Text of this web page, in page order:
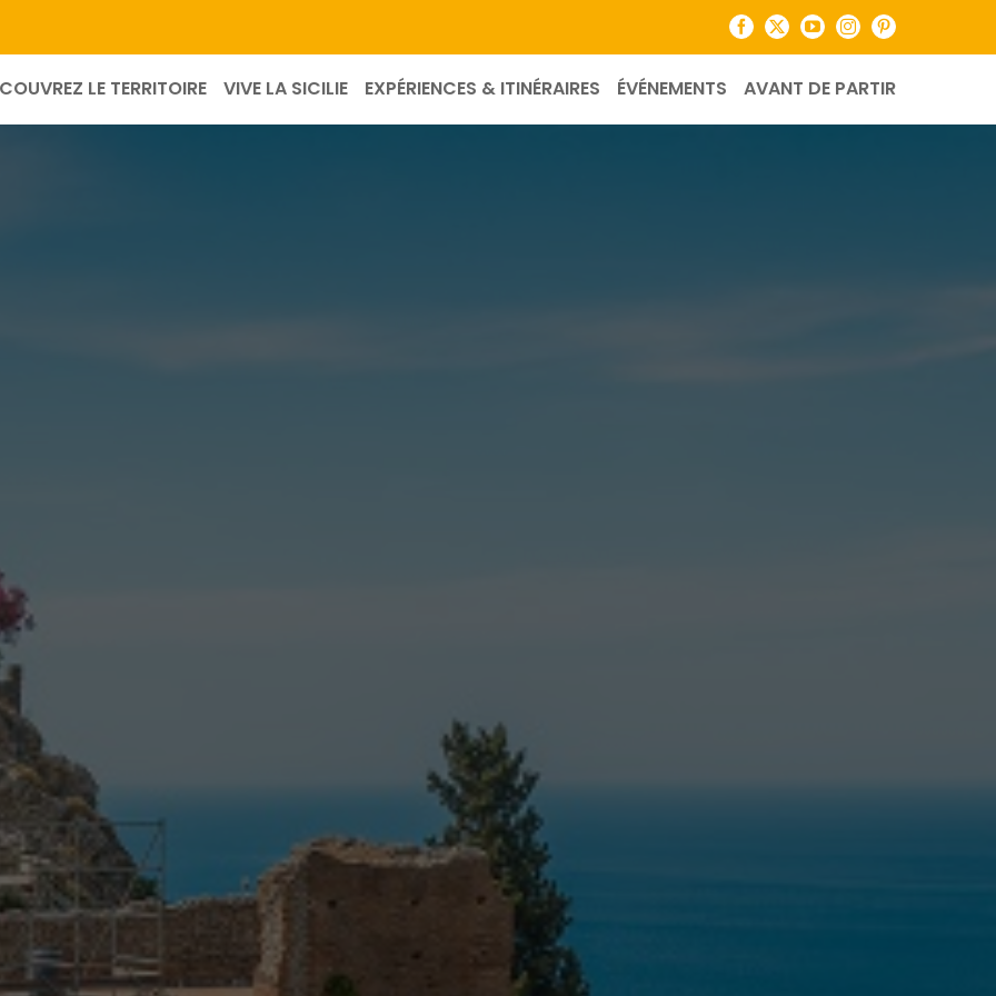
Facebook
X YouTubeInstagramPinterest
LE TERRITOIRE VIVE LA SICILIE EXPÉRIENCES & ITINÉRAIRES ÉVÉNEMENTS AVANT DE PARTIR